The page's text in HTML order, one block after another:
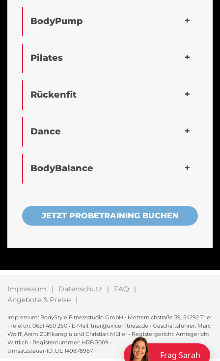
BodyPump
Pilates
Rückenfit
Dance
BodyBalance
JETZT PROBETRAINING BUCHEN
Impressum Datenschutz
FAQ
Angebote & Preise
Impressum: BodyStyle Fitnessstudio GmbH • Metternichstraße 39, 54292 Trier
• Telefon: 0651 460 260 • E-Mail: trier@exice-fitness.de • Geschäftsführer: Marc
Wolff, Aram Zülfikaroglu und Christian Müller • Registergericht: Amtsgericht
Wittlich • Registernummer: HRB 3009 •
Umsatzsteuer-ID: DE 149878987
Frag Sarah